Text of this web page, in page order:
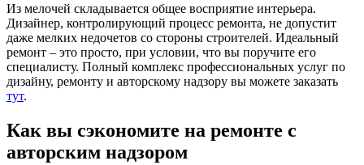
Из мелочей складывается общее восприятие интерьера.
Дизайнер, контролирующий процесс ремонта, не допустит
даже мелких недочетов со стороны строителей. Идеальный
ремонт – это просто, при условии, что вы поручите его
специалисту. Полный комплекс профессиональных услуг по
дизайну, ремонту и авторскому надзору вы можете заказать
тут.
Как вы сэкономите на ремонте с
авторским надзором